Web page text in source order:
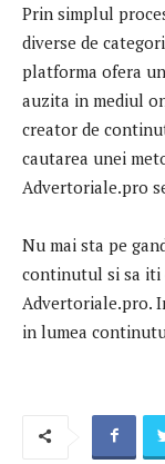
Prin simplul
diverse de
platforma ofera
auzita in mediul
creator de
cautarea unei
Advertoriale.pro
Nu mai sta pe
continutul si sa
Advertoriale.pro.
in lumea